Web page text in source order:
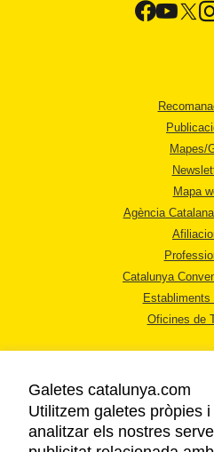
Mapes/
Mapa
Agència
Catalunya
Oficines de
AVÍS
Galetes catalunya.com
Utilitzem galetes pròpies
analitzar els nostres